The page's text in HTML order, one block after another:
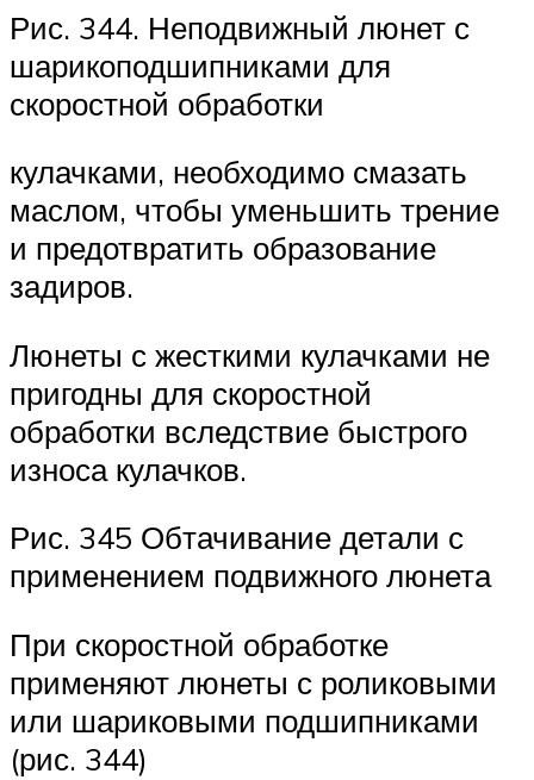
Рис. 344. Неподвижный люнет с
шарикоподшипниками для
скоростной обработки
кулачками, необходимо смазать
маслом, чтобы уменьшить трение
и предотвратить образование
задиров.
Люнеты с жесткими кулачками не
пригодны для скоростной
обработки вследствие быстрого
износа кулачков.
Рис. 345 Обтачивание детали с
применением подвижного люнета
При скоростной обработке
применяют люнеты с роликовыми
или шариковыми подшипниками
(рис. 344)